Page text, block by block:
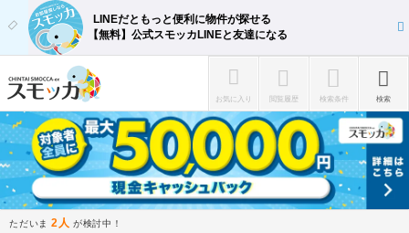
LINEだともっと便利に物件が探せる
【無料】公式スモッカLINEと友達になる
お気に入り 閲覧履歴 検索条件 検索
ただいま 2人 が検討中！